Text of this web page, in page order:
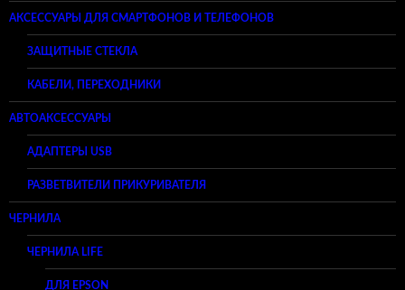
АКСЕССУАРЫ ДЛЯ СМАРТФОНОВ И ТЕЛЕФОНОВ
ЗАЩИТНЫЕ СТЕКЛА
КАБЕЛИ, ПЕРЕХОДНИКИ
АВТОАКСЕССУАРЫ
АДАПТЕРЫ USB
РАЗВЕТВИТЕЛИ ПРИКУРИВАТЕЛЯ
ЧЕРНИЛА
ЧЕРНИЛА LIFE
ДЛЯ EPSON